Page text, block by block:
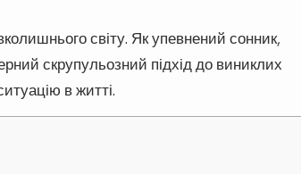
світу. Як упевнений сонник,
скрупульозний підхід до виниклих
в житті.